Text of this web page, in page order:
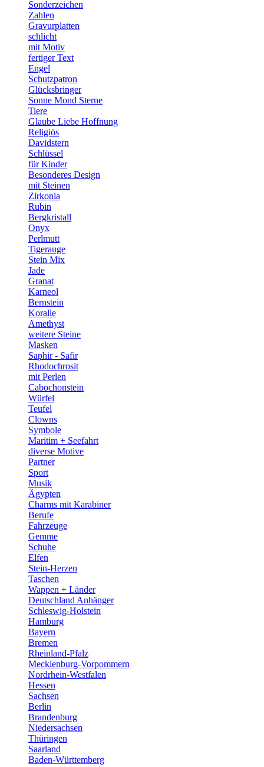
Sonderzeichen
Zahlen
Gravurplatten
schlicht
mit Motiv
fertiger Text
Engel
Schutzpatron
Glücksbringer
Sonne Mond Sterne
Tiere
Glaube Liebe Hoffnung
Religiös
Davidstern
Schlüssel
für Kinder
Besonderes Design
mit Steinen
Zirkonia
Rubin
Bergkristall
Onyx
Perlmutt
Tigerauge
Stein Mix
Jade
Granat
Karneol
Bernstein
Koralle
Amethyst
weitere Steine
Masken
Saphir - Safir
Rhodochrosit
mit Perlen
Cabochonstein
Würfel
Teufel
Clowns
Symbole
Maritim + Seefahrt
diverse Motive
Partner
Sport
Musik
Ägypten
Charms mit Karabiner
Berufe
Fahrzeuge
Gemme
Schuhe
Elfen
Stein-Herzen
Taschen
Wappen + Länder
Deutschland Anhänger
Schleswig-Holstein
Hamburg
Bayern
Bremen
Rheinland-Pfalz
Mecklenburg-Vorpommern
Nordrhein-Westfalen
Hessen
Sachsen
Berlin
Brandenburg
Niedersachsen
Thüringen
Saarland
Baden-Württemberg